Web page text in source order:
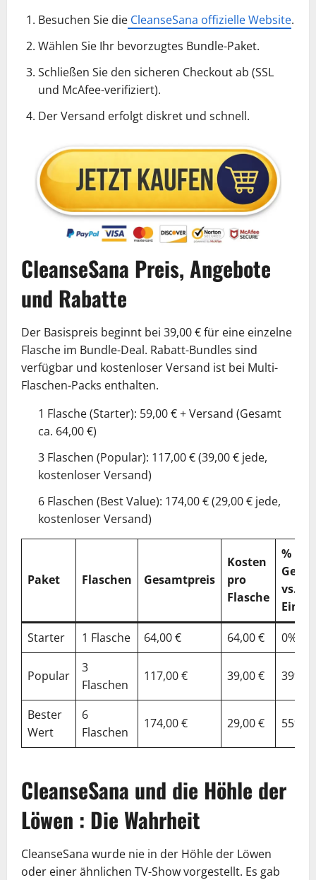
Besuchen Sie die CleanseSana offizielle Website.
Wählen Sie Ihr bevorzugtes Bundle-Paket.
Schließen Sie den sicheren Checkout ab (SSL
und McAfee-verifiziert).
Der Versand erfolgt diskret und schnell.
CleanseSana Preis, Angebote
und Rabatte
Der Basispreis beginnt bei 39,00 € für eine einzelne
Flasche im Bundle-Deal. Rabatt-Bundles sind
verfügbar und kostenloser Versand ist bei Multi-
Flaschen-Packs enthalten.
1 Flasche (Starter): 59,00 € + Versand (Gesamt
ca. 64,00 €)
3 Flaschen (Popular): 117,00 € (39,00 € jede,
kostenloser Versand)
6 Flaschen (Best Value): 174,00 € (29,00 € jede,
kostenloser Versand)
Paket Flaschen Gesamtpreis
Kosten
pro
Flasche
%
vs.
Einzel
Starter
1 Flasche 64,00 € 64,00 € 0%
Popular
3
Flaschen
117,00 € 39,00 € 39%
Bester
Wert
6
Flaschen
174,00 € 29,00 € 55%
CleanseSana und die Höhle der
Löwen : Die Wahrheit
CleanseSana wurde nie in der Höhle der Löwen
oder einer ähnlichen TV-Show vorgestellt. Es gab